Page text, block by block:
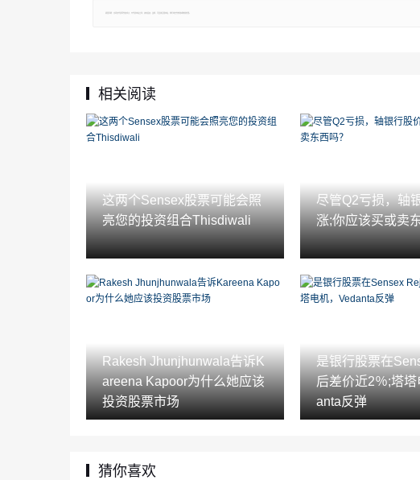
郑重声明：文章仅代表原作者观点，不代表本站立场；如有侵权、违规，可直接反馈本站，我们将会作修改或删除处理。
相关阅读
这两个Sensex股票可能会照
亮您的投资组合Thisdiwali
尽管Q2亏损，轴
涨;你应该买或卖
Rakesh Jhunjhunwala告诉K
areena Kapoor为什么她应该
投资股票市场
是银行股票在
后差价近2％;塔
anta反弹
猜你喜欢